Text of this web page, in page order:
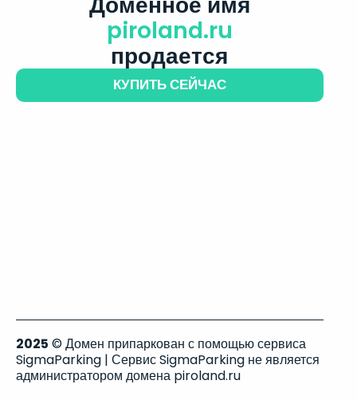
piroland.ru
продается
КУПИТЬ СЕЙЧАС
2025 © Домен припаркован с помощью сервиса
SigmaParking | Сервис SigmaParking не является
администратором домена piroland.ru